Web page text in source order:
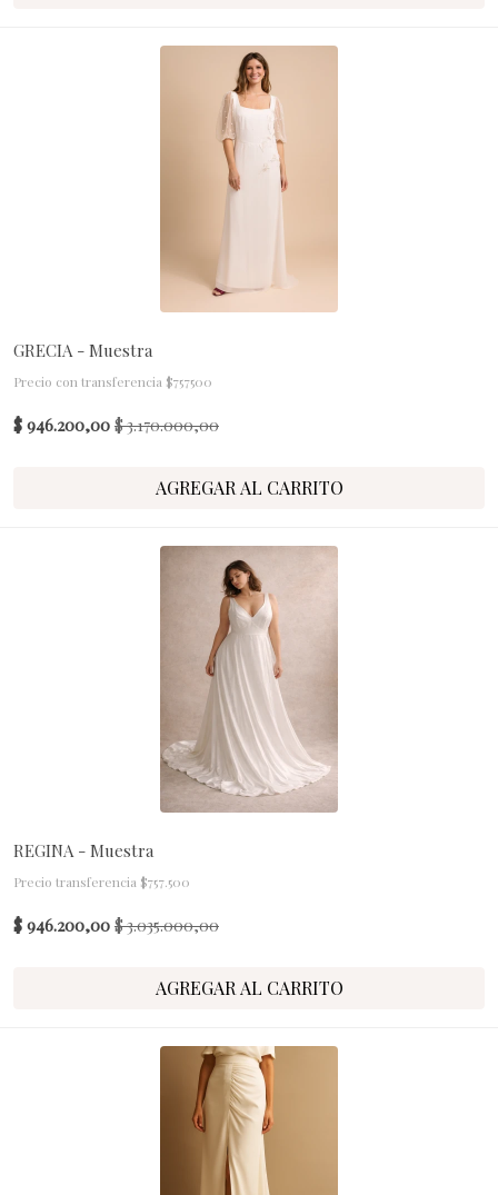
GRECIA - Muestra
Precio con transferencia $757500
$ 946.200,00 $ 3.170.000,00
AGREGAR AL CARRITO
REGINA - Muestra
Precio transferencia $757.500
$ 946.200,00 $ 3.035.000,00
AGREGAR AL CARRITO